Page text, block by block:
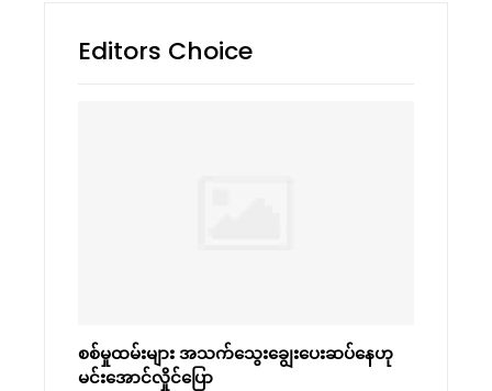
Editors Choice
စစ်မှုထမ်းများ အသက်သွေးချွေးပေးဆပ်နေဟု
မင်းအောင်လှိုင်ပြော